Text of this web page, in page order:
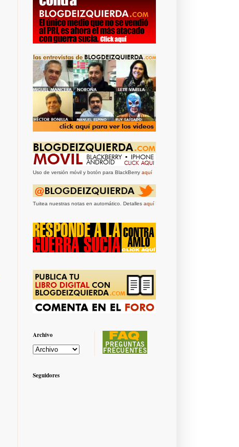
Uso de versión móvil y botón para BlackBerry aquí
Tuitea nuestras notas en automático. Detalles aquí
Archivo
Seguidores